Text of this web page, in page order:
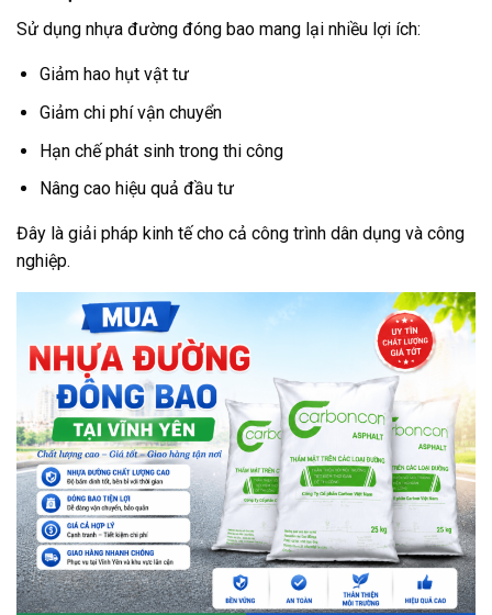
Sử dụng nhựa đường đóng bao mang lại nhiều lợi ích:
Giảm hao hụt vật tư
Giảm chi phí vận chuyển
Hạn chế phát sinh trong thi công
Nâng cao hiệu quả đầu tư
Đây là giải pháp kinh tế cho cả công trình dân dụng và công
nghiệp.